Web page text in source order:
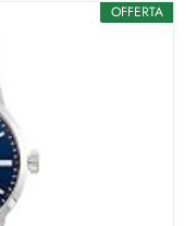
OFFERTA